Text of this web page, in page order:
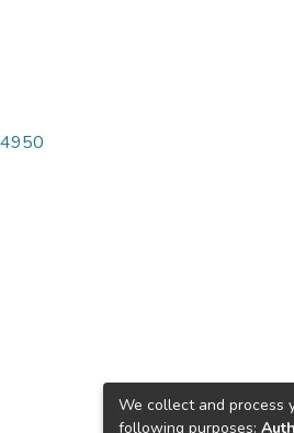
We collect and process
following purposes: